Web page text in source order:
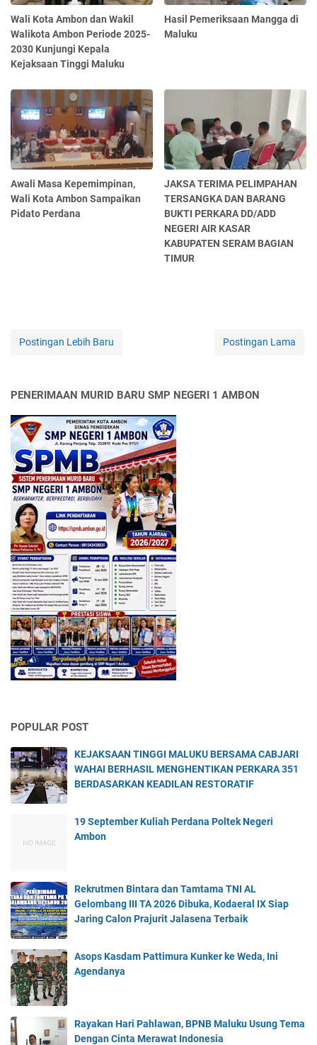
Wali Kota Ambon dan Wakil
Walikota Ambon Periode 2025-
2030 Kunjungi Kepala
Kejaksaan Tinggi Maluku
Hasil Pemeriksaan Mangga di
Maluku
Awali Masa Kepemimpinan,
Wali Kota Ambon Sampaikan
Pidato Perdana
JAKSA TERIMA PELIMPAHAN
TERSANGKA DAN BARANG
BUKTI PERKARA DD/ADD
NEGERI AIR KASAR
KABUPATEN SERAM BAGIAN
TIMUR
Postingan Lebih Baru Postingan Lama
PENERIMAAN MURID BARU SMP NEGERI 1 AMBON
POPULAR POST
KEJAKSAAN TINGGI MALUKU BERSAMA CABJARI
WAHAI BERHASIL MENGHENTIKAN PERKARA 351
BERDASARKAN KEADILAN RESTORATIF
19 September Kuliah Perdana Poltek Negeri
Ambon
Rekrutmen Bintara dan Tamtama TNI AL
Gelombang III TA 2026 Dibuka, Kodaeral IX Siap
Jaring Calon Prajurit Jalasena Terbaik
Asops Kasdam Pattimura Kunker ke Weda, Ini
Agendanya
Rayakan Hari Pahlawan, BPNB Maluku Usung Tema
Dengan Cinta Merawat Indonesia